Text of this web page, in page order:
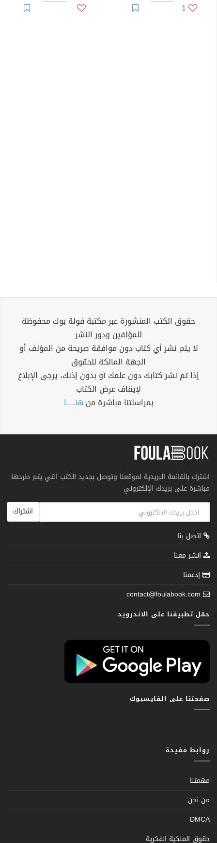
1
حقوق الكتب المنشورة عبر مكتبة فولة بوك محفوظة
للمؤلفين ودور النشر
لا يتم نشر أي كتاب دون موافقة صريحة من المؤلف أو
الجهة المالكة للحقوق
إذا تم نشر كتابك دون علمك أو بدون إذنك، يرجى الإبلاغ
لإيقاف عرض الكتاب
بمراسلتنا مباشرة من هنــــــا
اشترك بالقائمة البريدية لموقعنا وتوصل بجديد الكتب التي يتم طرحها
مباشرة على بريدك الإلكتروني
اشتراك
اتصل بنا
انشر معنا
إدعمنا
contact@foulabook.com
حمّل تطبيقنا على الاندرويد
صفحتنا على الفايسبوك
روابط مفيدة
مهمتنا
من نحن
DMCA
حقوق الملكية الفكرية